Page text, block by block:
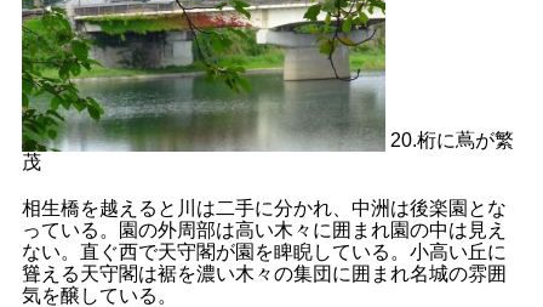
20.桁に蔦が繁
茂
相生橋を越えると川は二手に分かれ、中洲は後楽園とな
っている。園の外周部は高い木々に囲まれ園の中は見え
ない。直ぐ西で天守閣が園を睥睨している。小高い丘に
聳える天守閣は裾を濃い木々の集団に囲まれ名城の雰囲
気を醸している。